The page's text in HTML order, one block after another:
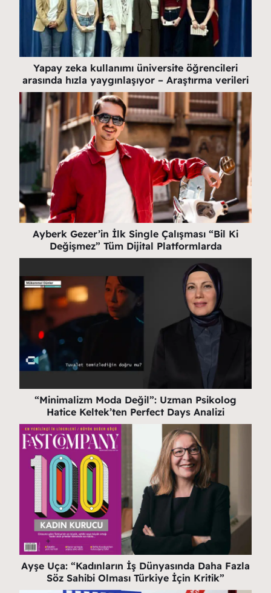
Yapay zeka kullanımı üniversite öğrencileri
arasında hızla yaygınlaşıyor – Araştırma verileri
Ayberk Gezer’in İlk Single Çalışması “Bil Ki
Değişmez” Tüm Dijital Platformlarda
“Minimalizm Moda Değil”: Uzman Psikolog
Hatice Keltek’ten Perfect Days Analizi
Ayşe Uça: “Kadınların İş Dünyasında Daha Fazla
Söz Sahibi Olması Türkiye İçin Kritik”